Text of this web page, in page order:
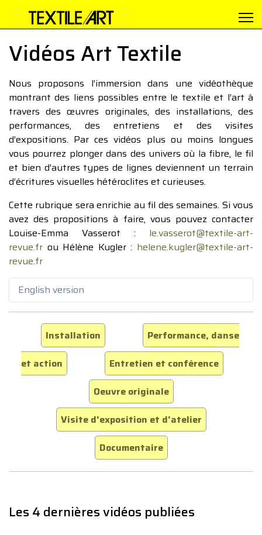
Vidéos Art Textile
Nous proposons l’immersion dans une vidéothèque
montrant des liens possibles entre le textile et l’art à
travers des œuvres originales, des installations, des
performances, des entretiens et des visites
d’expositions. Par ces vidéos plus ou moins longues
vous pourrez plonger dans des univers où la fibre, le fil
et bien d’autres types de lignes deviennent un terrain
d’écritures visuelles hétéroclites et curieuses.
Cette rubrique sera enrichie au fil des semaines. Si vous
avez des propositions à faire, vous pouvez contacter
Louise-Emma Vasserot : le.vasserot@textile-art-
revue.fr ou Hélène Kugler : helene.kugler@textile-art-
revue.fr
English version
Installation
Performance, danse
et action
Entretien et conférence
Oeuvre originale
Visite d'exposition et d'atelier
Documentaire
Les 4 dernières vidéos publiées